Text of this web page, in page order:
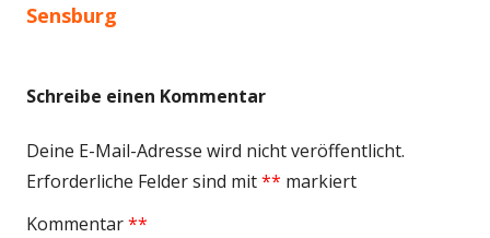
Sensburg
Schreibe einen Kommentar
Deine E-Mail-Adresse wird nicht veröffentlicht.
Erforderliche Felder sind mit*
markiert
Kommentar*